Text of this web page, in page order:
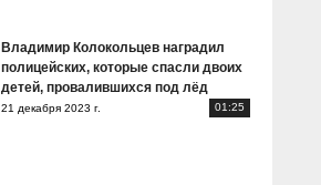
Владимир Колокольцев наградил
полицейских, которые спасли двоих
детей, провалившихся под лёд
21 декабря 2023 г. 01:25